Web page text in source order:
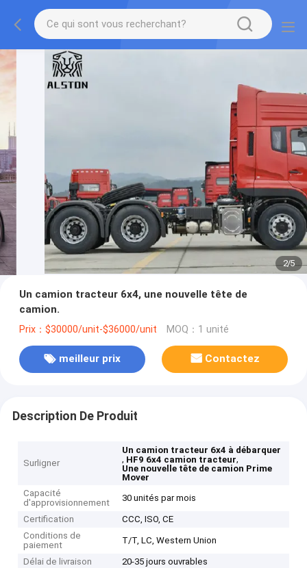
2/5
Un camion tracteur 6x4, une nouvelle tête de
camion.
Prix：$30000/unit-$36000/unit MOQ：1 unité
meilleur prix Contactez
Description De Produit
Surligner
Un camion tracteur 6x4 à débarquer
, HF9 6x4 camion tracteur,
Une nouvelle tête de camion Prime
Mover
Capacité
d'approvisionnement
30 unités par mois
Certification
CCC, ISO, CE
Conditions de
paiement
T/T, LC, Western Union
Délai de livraison
20-35 jours ouvrables